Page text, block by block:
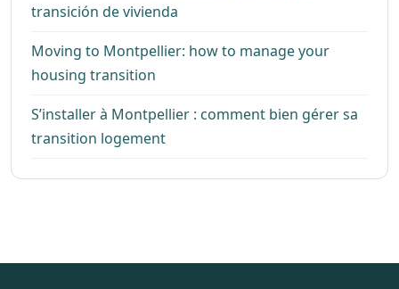
transición de vivienda
Moving to Montpellier: how to manage your
housing transition
S’installer à Montpellier : comment bien gérer sa
transition logement